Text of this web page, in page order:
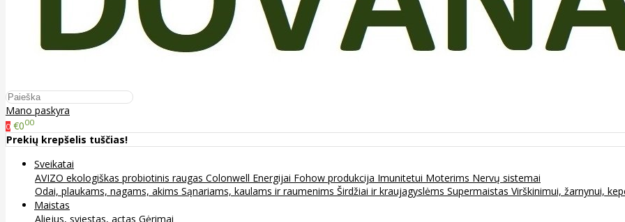
Mano paskyra
0 €000
Prekių krepšelis tuščias!
Sveikatai
AVIZO ekologiškas probiotinis raugas Colonwell Energijai Fohow produkcija Imunitetui Moterims Nervų sistemai
Odai, plaukams, nagams, akims Sąnariams, kaulams ir raumenims Širdžiai ir kraujagyslėms Supermaistas Virškinimui, žarnynui,
Maistas
Aliejus, sviestas, actas Gėrimai